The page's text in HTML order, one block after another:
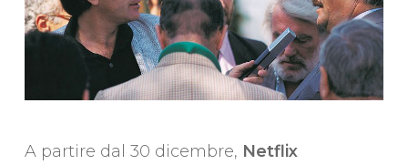
A partire dal 30 dicembre, Netflix